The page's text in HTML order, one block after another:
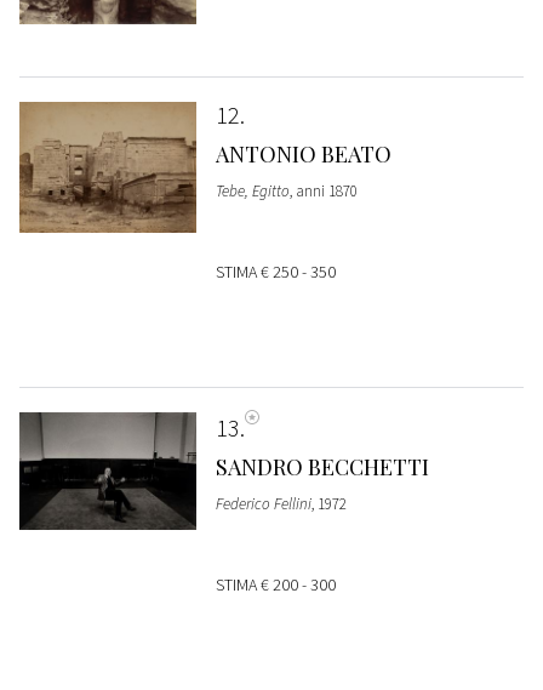
12
ANTONIO BEATO
Tebe, Egitto, anni 1870
STIMA€ 250 - 350
13
SANDRO BECCHETTI
Federico Fellini, 1972
STIMA€ 200 - 300